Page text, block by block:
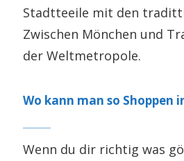
Stadtteeile mit den
Zwischen Mönchen und
der Weltmetropole.
Wo kann man so Shoppen
Wenn du dir richtig was